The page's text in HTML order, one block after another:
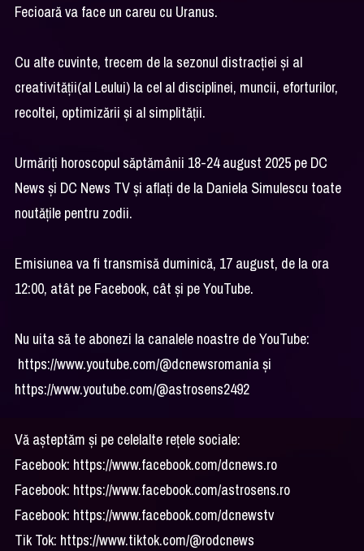
Fecioară va face un careu cu Uranus.
Cu alte cuvinte, trecem de la sezonul distracției și al
creativității(al Leului) la cel al disciplinei, muncii, eforturilor,
recoltei, optimizării și al simplității.
Urmăriţi horoscopul săptămânii 18-24 august 2025 pe DC
News şi DC News TV şi aflaţi de la Daniela Simulescu toate
noutăţile pentru zodii.
Emisiunea va fi transmisă duminică, 17 august, de la ora
12:00, atât pe Facebook, cât şi pe YouTube.
Nu uita să te abonezi la canalele noastre de YouTube:
https://www.youtube.com/@dcnewsromania și
https://www.youtube.com/@astrosens2492
Vă așteptăm și pe celelalte rețele sociale:
Facebook: https://www.facebook.com/dcnews.ro
Facebook: https://www.facebook.com/astrosens.ro
Facebook: https://www.facebook.com/dcnewstv
Tik Tok: https://www.tiktok.com/@rodcnews